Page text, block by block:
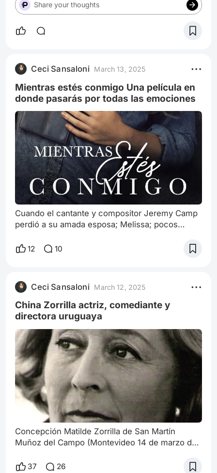
Share your thoughts
Ceci Sansaloni March 13, 2025
Mientras estés conmigo Una película en
donde pasarás por todas las emociones
Cuando el cantante y compositor Jeremy Camp
perdió a su amada esposa; Melissa; pocos
hacer era cantar alabanzas a Dios. Pero incluso
tenía otros planes para él: abrir su corazón y
componer sobre lo que sentía. Y así lo hizo:
escribió que Dios seguía ahí; incluso
12 10
Ceci Sansaloni March 12, 2025
China Zorrilla actriz, comediante y
directora uruguaya
Concepción Matilde Zorrilla de San Martín
Muñoz del Campo (Montevideo 14 de marzo de
conocida como China Zorrilla que desarrolló una
37 26